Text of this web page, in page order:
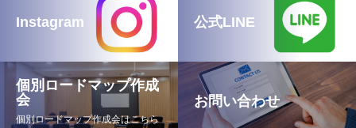
Instagram 公式LINE
個別ロードマップ作成
会
個別ロードマップ作成会はこちら
お問い合わせ